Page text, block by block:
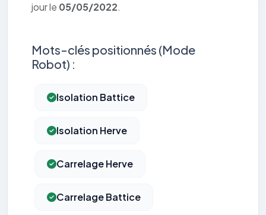
jour le 05/05/2022.
Mots-clés positionnés (Mode
Robot) :
Isolation Battice
Isolation Herve
Carrelage Herve
Carrelage Battice